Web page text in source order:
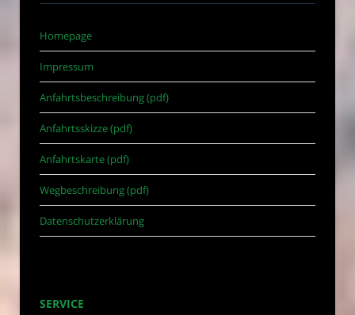
Homepage
Impressum
Anfahrtsbeschreibung (pdf)
Anfahrtsskizze (pdf)
Anfahrtskarte (pdf)
Wegbeschreibung (pdf)
Datenschutzerklärung
SERVICE